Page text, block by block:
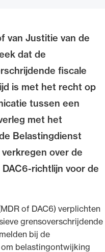
van Justitie van de
dat de
fiscale
is met het recht op
tussen een
met het
Belastingdienst
over de
richtlijn voor de
of DAC6) verplichten
grensoverschrijdende
bij de
belastingontwijking
bij hun
advocatenpas tot
en